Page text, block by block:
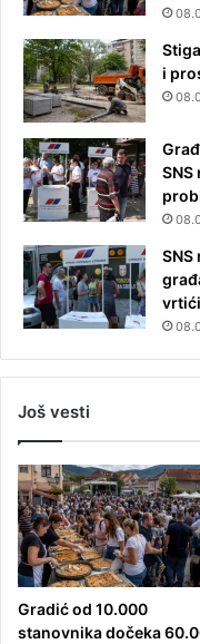
i
SNS
Još vesti
Gradić od 10.000
stanovnika dočeka